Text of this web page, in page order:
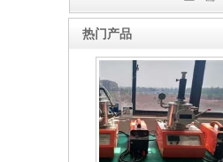
热门产品